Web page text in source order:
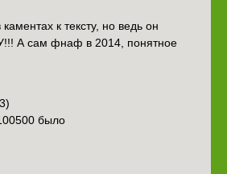
к тексту, но ведь он
А сам фнаф в 2014, понятное
было